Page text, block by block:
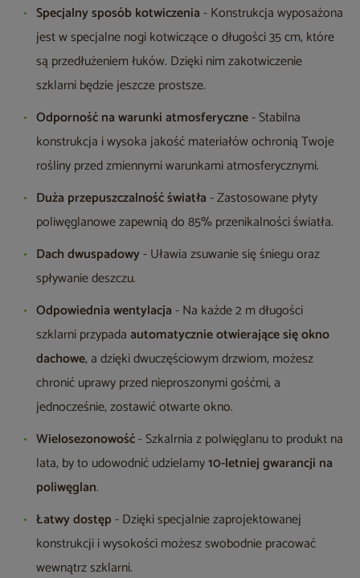
Specjalny sposób kotwiczenia- Konstrukcja wyposażona
jest w specjalne nogi kotwiczące o długości 35 cm, które
są przedłużeniem łuków. Dzięki nim zakotwiczenie
szklarni będzie jeszcze prostsze.
Odporność na warunki atmosferyczne- Stabilna
konstrukcja i wysoka jakość materiałów ochronią Twoje
rośliny przed zmiennymi warunkami atmosferycznymi.
Duża przepuszczalność światła- Zastosowane płyty
poliwęglanowe zapewnią do 85% przenikalności światła.
Dach dwuspadowy- Uławia zsuwanie się śniegu oraz
spływanie deszczu.
Odpowiednia wentylacja- Na każde 2 m długości
szklarni przypadaautomatycznie otwierające się okno
dachowe, a dzięki dwuczęściowym drzwiom, możesz
chronić uprawy przed nieproszonymi gośćmi, a
jednocześnie, zostawić otwarte okno.
Wielosezonowość- Szkalrnia z polwięglanu to produkt na
lata, by to udowodnić udzielamy10-letniej gwarancji na
poliwęglan.
Łatwy dostęp- Dzięki specjalnie zaprojektowanej
konstrukcji i wysokości możesz swobodnie pracować
wewnątrz szklarni.